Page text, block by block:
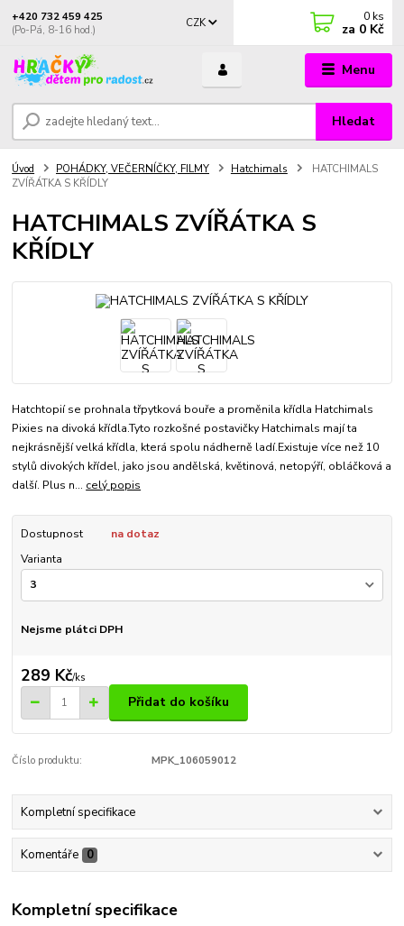
Menu
CZK
Hledat
+420 732 459 425
(Po-Pá, 8-16 hod.)
0 ks
za 0 Kč
Úvod POHÁDKY, VEČERNÍČKY, FILMY Hatchimals
HATCHIMALS
ZVÍŘÁTKA S KŘÍDLY
HATCHIMALS ZVÍŘÁTKA S
KŘÍDLY
Hatchtopií se prohnala třpytková bouře a proměnila křídla Hatchimals
Pixies na divoká křídla.Tyto rozkošné postavičky Hatchimals mají ta
nejkrásnější velká křídla, která spolu nádherně ladí.Existuje více než 10
stylů divokých křídel, jako jsou andělská, květinová, netopýří, obláčková a
další. Plus n... celý popis
Dostupnost
na dotaz
Varianta
Nejsme plátci DPH
289 Kč/ks
Přidat do košíku
Číslo produktu: MPK_106059012
Kompletní specifikace
Komentáře 0
Kompletní specifikace